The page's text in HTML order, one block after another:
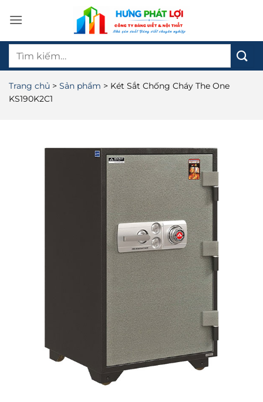
qua
dung
Tìm
Trang chủ > Sản phẩm > Két Sắt Chống Cháy The One
KS190K2C1